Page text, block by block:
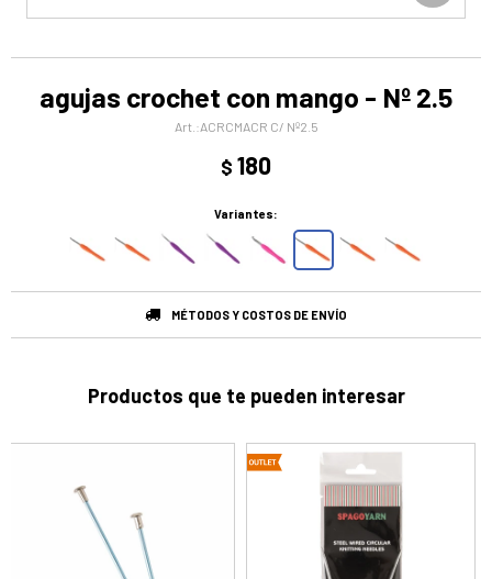
agujas crochet con mango - Nº 2.5
ACRCMACR C/ Nº2.5
$ 180
Variantes:
MÉTODOS Y COSTOS DE ENVÍO
Productos que te pueden interesar